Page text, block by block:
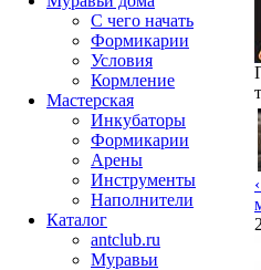
С чего начать
Формикарии
Условия
Кормление
Мастерская
Инкубаторы
Формикарии
Арены
Инструменты
Наполнители
Каталог
antclub.ru
Муравьи